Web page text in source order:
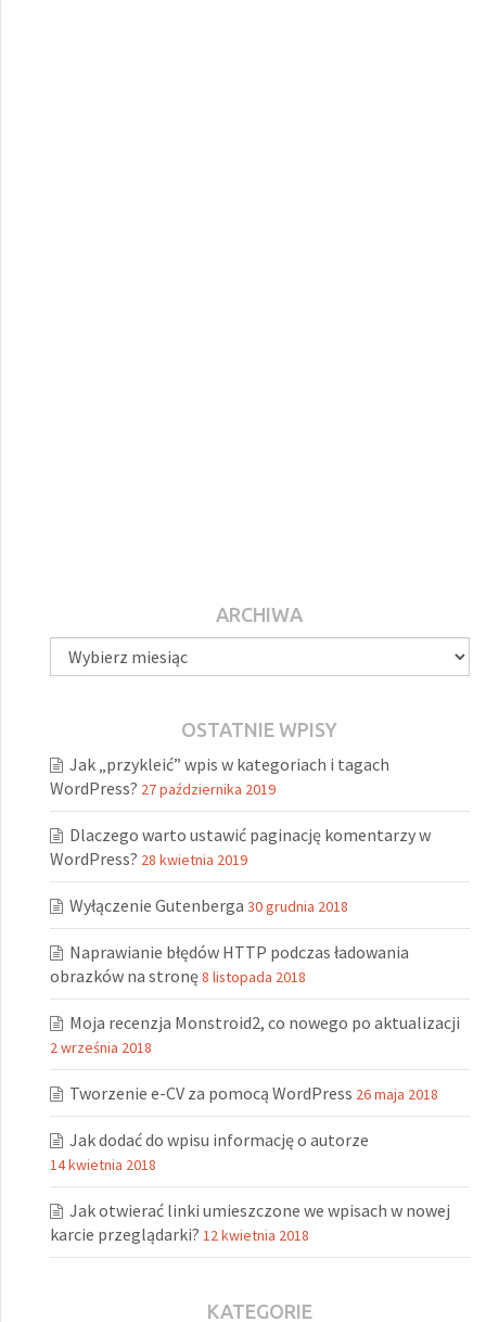
ARCHIWA
Archiwa
OSTATNIE WPISY
Jak „przykleić” wpis w kategoriach i tagach
WordPress? 27 października 2019
Dlaczego warto ustawić paginację komentarzy w
WordPress? 28 kwietnia 2019
Wyłączenie Gutenberga 30 grudnia 2018
Naprawianie błędów HTTP podczas ładowania
obrazków na stronę8 listopada 2018
Moja recenzja Monstroid2, co nowego po aktualizacji
2 września 2018
Tworzenie e-CV za pomocą WordPress 26 maja 2018
Jak dodać do wpisu informację o autorze
14 kwietnia 2018
Jak otwierać linki umieszczone we wpisach w nowej
karcie przeglądarki? 12 kwietnia 2018
KATEGORIE